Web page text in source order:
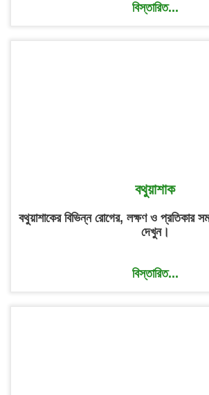
বিস্তারিত...
বথুয়াশাক
বথুয়াশাকের বিভিন্ন রোগের, লক্ষণ ও প্রতিকার
দেখুন।
বিস্তারিত...